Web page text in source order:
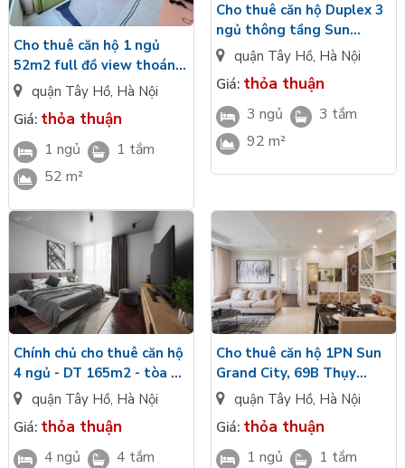
Cho thuê căn hộ 1 ngủ
52m2 full đồ view thoáng
tòa S2 Sungrand City
Thụy Khuê
quận Tây Hồ, Hà Nội
Giá: thỏa thuận
1 ngủ
1 tắm
52 m²
Cho thuê căn hộ Duplex 3
ngủ thông tầng Sun
Grand City
quận Tây Hồ, Hà Nội
Giá: thỏa thuận
3 ngủ
3 tắm
92 m²
Chính chủ cho thuê căn hộ
4 ngủ - DT 165m2 - tòa S1
căn hộ Sun Grand City
quận Tây Hồ, Hà Nội
Giá: thỏa thuận
4 ngủ
4 tắm
Cho thuê căn hộ 1PN Sun
Grand City, 69B Thụy
Khuê, Tây Hồ, TP Hà Nội.
quận Tây Hồ, Hà Nội
Giá: thỏa thuận
1 ngủ
1 tắm